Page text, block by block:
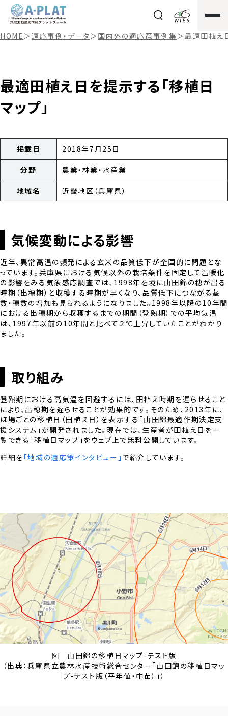
HOME＞適応事例・データ ＞国内外の適応策事例集＞最適田植え
最適田植え日を提示する「移植日
マップ」
掲載日 2018年7月25日
分野 農業・林業・水産業
地域名 近畿地区（兵庫県）
気候変動による影響
近年、異常高温の頻発による玄米の品質低下が全国的に問題とな
っています。兵庫県における気候以外の栽培条件を固定して温暖化
の影響をみる気象感応調査では、1998年を境に山田錦の穂が出る
時期（出穂期）と収穫する時期が早くなり、品質低下につながる茎
数・穂数の増加も見られるようになりました。1998年以降の10年間
における出穂期から収穫するまでの期間（登熟期）での平均気温
は、1997年以前の10年間と比べて２℃上昇していたことがわかり
ました。
取り組み
登熟期における高気温を回避するには、田植え時期を遅らせること
により、出穂期を遅らせることが効果的です。そのため、2013年に、
ほ場ごとの移植日（田植え日）を表示する「山田錦最適作期決定支
援システム」が開発されました。現在では、生産者が田植え日を一
覧できる「移植日マップ」をウェブ上で無料公開しています。
詳細を 「地域の適応策インタビュー」 で紹介しています。
図 山田錦の移植日マップ-テスト版
（出典：兵庫県立農林水産技術総合センター「山田錦の移植日マッ
プ-テスト版（平年値・中苗）」）